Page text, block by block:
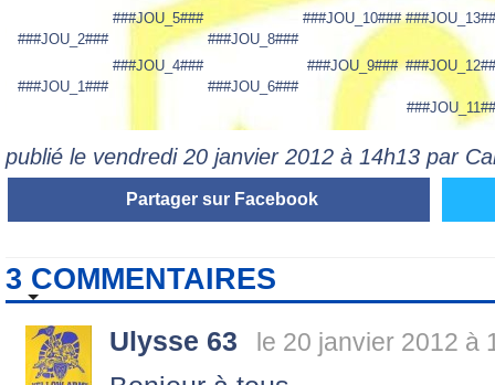
###JOU_5###
###JOU_10###
###JOU_2###
###JOU_8###
###JOU_4###
###JOU_9###
###JOU_1###
###JOU_6###
publié le vendredi 20 janvier 2012 à 14h13 par
Partager sur Facebook
3 COMMENTAIRES
Ulysse 63 le 20 janvier 2012 à